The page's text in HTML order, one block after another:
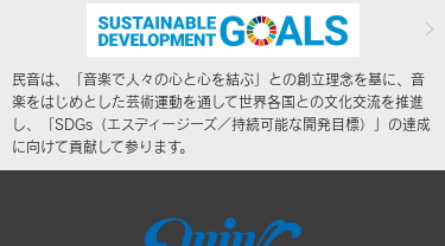
民音は、「音楽で人々の心と心を結ぶ」との創立理念を基に、音
楽をはじめとした芸術運動を通して世界各国との文化交流を推進
し、「SDGs（エスディージーズ／持続可能な開発目標）」の達成
に向けて貢献して参ります。